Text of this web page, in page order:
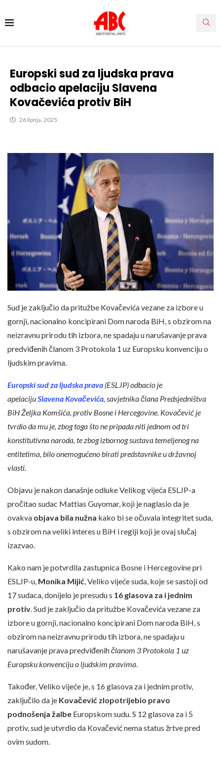
Europski sud za ljudska prava
odbacio apelaciju Slavena
Kovačevića protiv BiH
26 lipnja, 2025
Sud je zaključio da pritužbe Kovačevića vezane za izbore u
gornji, nacionalno koncipirani Dom naroda BiH, s obzirom na
neizravnu prirodu tih izbora, ne spadaju u narušavanje prava
predviđenih članom 3 Protokola 1 uz Europsku konvenciju o
ljudskim pravima.
Europski sud za ljudska prava (ESLJP) odbacio je
apelacijuSlavena Kovačevića , savjetnika člana Predsjedništva
BiH Željka Komšića, protiv Bosne i Hercegovine. Kovačević je
tvrdio da mu je, zbog toga što ne pripada niti jednom od tri
konstitutivna naroda, te zbog izbornog sustava temeljenog na
entitetima, bilo onemogućeno birati predstavnike u državnoj
vlasti.
Objavu je nakon današnje odluke Velikog vijeća ESLJP-a
pročitao sudac Mattias Guyomar, koji je naglasio da je
ovakva objava bila nužna kako bi se očuvala integritet suda,
s obzirom na veliki interes u BiH i regiji koji je ovaj slučaj
izazvao.
Kako nam je potvrdila zastupnica Bosne i Hercegovine pri
ESLJP-u, Monika Mijić , Veliko vijeće suda, koje se sastoji od
17 sudaca, donijelo je presudu s 16 glasova za i jednim
protiv . Sud je zaključio da pritužbe Kovačevića vezane za
izbore u gornji, nacionalno koncipirani Dom naroda BiH, s
obzirom na neizravnu prirodu tih izbora, ne spadaju u
narušavanje prava predviđenihčlanom 3 Protokola 1 uz
Europsku konvenciju o ljudskim pravima
Također, Veliko vijeće je, s 16 glasova za i jednim protiv,
zaključilo da je Kovačević zlopotrijebio pravo
podnošenja žalbe Europskom sudu. S 12 glasova za i 5
protiv, sud je utvrdio da Kovačević nema status žrtve pred
ovim sudom.